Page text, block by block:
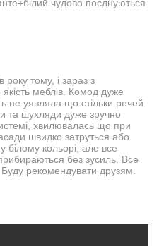
чудово поєднуються
тому, і зараз з
меблів. Комод дуже
не уявляла що стільки речей
та шухляди дуже зручно
хвилювалась що при
швидко затруться або
білому кольорі, але все
без зусиль. Все
рекомендувати друзям.